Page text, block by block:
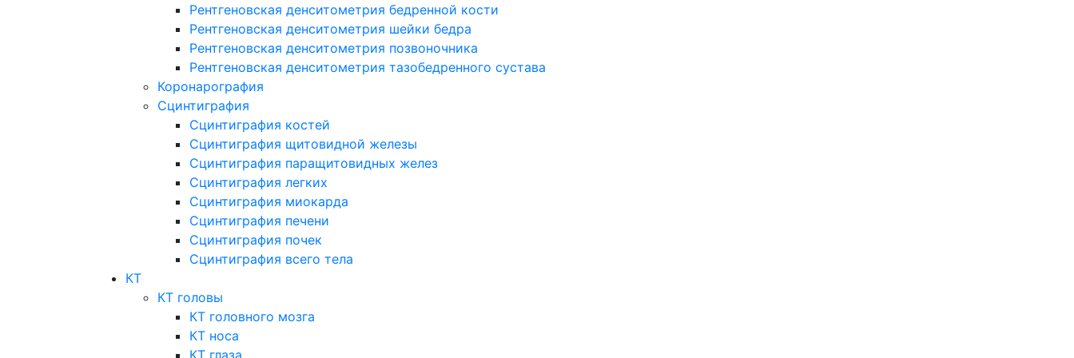
Рентгеновская денситометрия бедренной кости
Рентгеновская денситометрия шейки бедра
Рентгеновская денситометрия позвоночника
Рентгеновская денситометрия тазобедренного сустава
Коронарография
Сцинтиграфия
Сцинтиграфия костей
Сцинтиграфия щитовидной железы
Сцинтиграфия паращитовидных желез
Сцинтиграфия легких
Сцинтиграфия миокарда
Сцинтиграфия печени
Сцинтиграфия почек
Сцинтиграфия всего тела
КТ
КТ головы
КТ головного мозга
КТ носа
КТ глаза